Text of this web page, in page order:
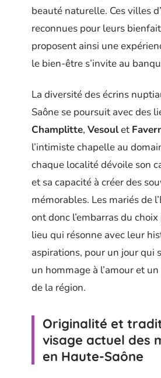
beauté naturelle. Ces villes
reconnues pour leurs
proposent ainsi une
le bien-être s’invite au
La diversité des écrins
Saône se poursuit avec des
Champlitte, Vesoulet
l’intimiste chapelle au
chaque localité dévoile son
et sa capacité à créer des
mémorables. Les mariés de
ont donc l’embarras du
lieu qui résonne avec leur
aspirations, pour un jour qui
un hommage à l’amour et
de la région.
Originalité et
visage actuel des
en Haute-Saône